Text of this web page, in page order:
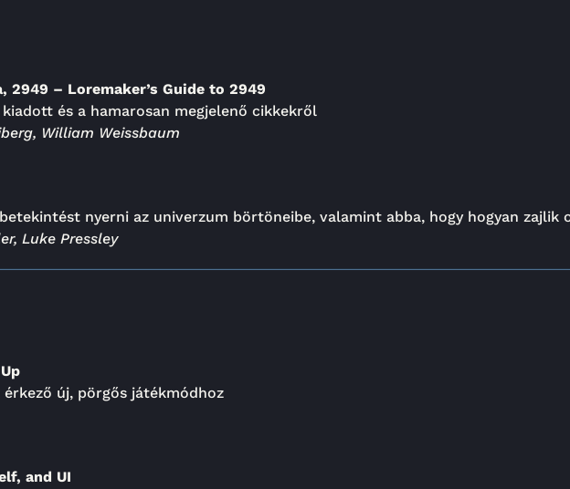
– Loremaker’s Guide to 2949
és a hamarosan megjelenő cikkekről
William Weissbaum
nyerni az univerzum börtöneibe, valamint abba, hogy hogyan zajlik
Luke Pressley
új, pörgős játékmódhoz
and UI